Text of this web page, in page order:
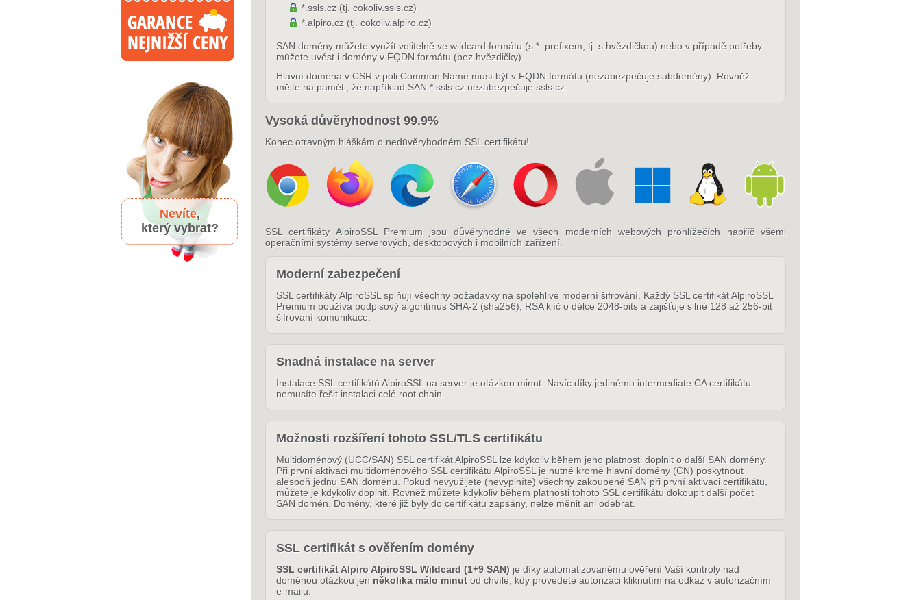
Nevíte,
který vybrat?
*.ssls.cz (tj. cokoliv.ssls.cz)
*.alpiro.cz (tj. cokoliv.alpiro.cz)
SAN domény můžete využít volitelně ve wildcard formátu (s *. prefixem, tj. s hvězdičkou) nebo v případě potřeby
můžete uvést i domény v FQDN formátu (bez hvězdičky).
Hlavní doména v CSR v poli Common Name musí být v FQDN formátu (nezabezpečuje subdomény). Rovněž
mějte na paměti, že například SAN *.ssls.cz nezabezpečuje ssls.cz.
Vysoká důvěryhodnost 99.9%
Konec otravným hláškám o nedůvěryhodném SSL certifikátu!
SSL certifikáty AlpiroSSL Premium jsou důvěryhodné ve všech moderních webových prohlížečích napříč všemi
operačními systémy serverových, desktopových i mobilních zařízení.
Moderní zabezpečení
SSL certifikáty AlpiroSSL splňují všechny požadavky na spolehlivé moderní šifrování. Každý SSL certifikát AlpiroSSL
Premium používá podpisový algoritmus SHA-2 (sha256), RSA klíč o délce 2048-bits a zajišťuje silné 128 až 256-bit
šifrování komunikace.
Snadná instalace na server
Instalace SSL certifikátů AlpiroSSL na server je otázkou minut. Navíc díky jedinému intermediate CA certifikátu
nemusíte řešit instalaci celé root chain.
Možnosti rozšíření tohoto SSL/TLS certifikátu
Multidoménový (UCC/SAN) SSL certifikát AlpiroSSL lze kdykoliv během jeho platnosti doplnit o další SAN domény.
Při první aktivaci multidoménového SSL certifikátu AlpiroSSL je nutné kromě hlavní domény (CN) poskytnout
alespoň jednu SAN doménu. Pokud nevyužijete (nevyplníte) všechny zakoupené SAN při první aktivaci certifikátu,
můžete je kdykoliv doplnit. Rovněž můžete kdykoliv během platnosti tohoto SSL certifikátu dokoupit další počet
SAN domén. Domény, které již byly do certifikátu zapsány, nelze měnit ani odebrat.
SSL certifikát s ověřením domény
SSL certifikát Alpiro AlpiroSSL Wildcard (1+9 SAN) je díky automatizovanému ověření Vaší kontroly nad
doménou otázkou jen několika málo minut od chvíle, kdy provedete autorizaci kliknutím na odkaz v autorizačním
e-mailu.